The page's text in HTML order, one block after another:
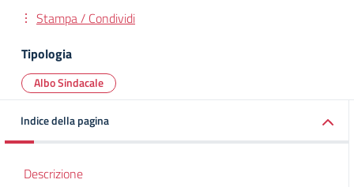
Stampa / Condividi
Tipologia
Albo Sindacale
Indice della pagina
Descrizione